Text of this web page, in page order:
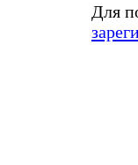
Для